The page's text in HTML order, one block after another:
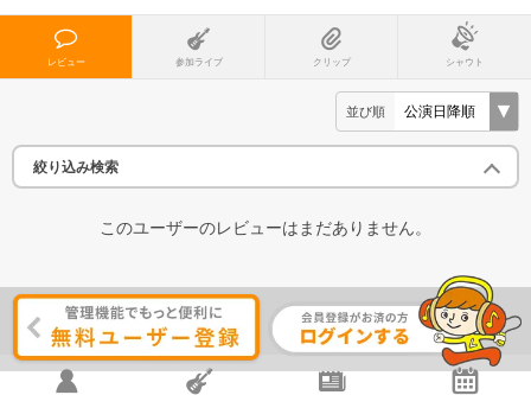
レビュー 参加ライブ クリップ シャウト
並び順
絞り込み検索
このユーザーのレビューはまだありません。